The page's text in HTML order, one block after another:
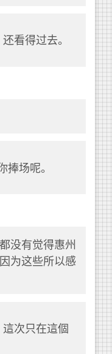
看得过去。
场呢。
没有觉得惠州
为这些所以感
次只在這個